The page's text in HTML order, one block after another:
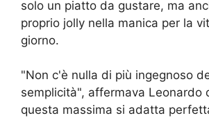
solo un piatto da gustare, ma
proprio jolly nella manica per la
giorno.
"Non c'è nulla di più ingegnoso
semplicità", affermava Leonardo
questa massima si adatta